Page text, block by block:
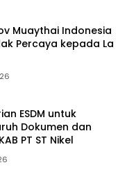
Muaythai Indonesia
Percaya kepada La
ESDM untuk
Dokumen dan
PT ST Nikel